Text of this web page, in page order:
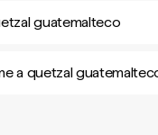
guatemalteco
a quetzal